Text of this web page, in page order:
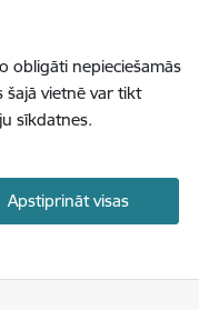
obligāti nepieciešamās
šajā vietnē var tikt
sīkdatnes.
Apstiprināt visas